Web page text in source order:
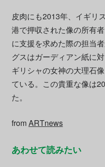
皮肉にも2013年、イギリ
港で押収された像の所有
に支援を求めた際の担当
グスはガーディアン紙に対
ギリシャの女神の大理石
ている。この貴重な像は
た。
fromARTnews
あわせて読みたい